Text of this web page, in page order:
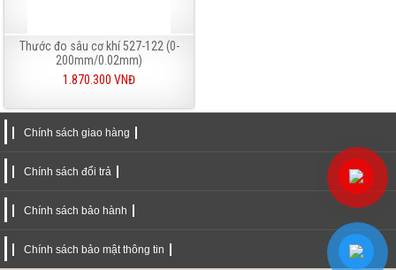
Thước đo sâu cơ khí 527-122 (0-
200mm/0.02mm)
1.870.300 VNĐ
Chính sách giao hàng
Chính sách đổi trả
Chính sách bảo hành
Chính sách bảo mật thông tin